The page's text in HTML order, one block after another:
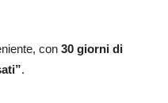
con 30 giorni di
.